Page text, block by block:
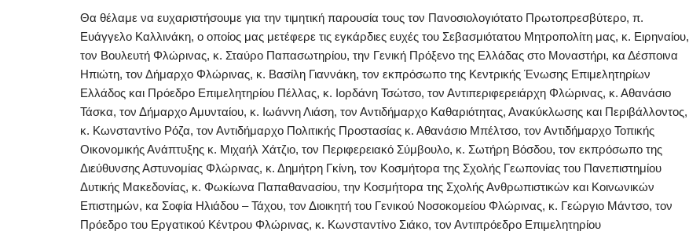
Θα θέλαμε να ευχαριστήσουμε για την τιμητική παρουσία τους τον Πανοσιολογιότατο Πρωτοπρεσβύτερο, π.
Ευάγγελο Καλλινάκη, ο οποίος μας μετέφερε τις εγκάρδιες ευχές του Σεβασμιότατου Μητροπολίτη μας, κ. Ειρηναίου,
τον Βουλευτή Φλώρινας, κ. Σταύρο Παπασωτηρίου, την Γενική Πρόξενο της Ελλάδας στο Μοναστήρι, κα Δέσποινα
Ηπιώτη, τον Δήμαρχο Φλώρινας, κ. Βασίλη Γιαννάκη, τον εκπρόσωπο της Κεντρικής Ένωσης Επιμελητηρίων
Ελλάδος και Πρόεδρο Επιμελητηρίου Πέλλας, κ. Ιορδάνη Τσώτσο, τον Αντιπεριφερειάρχη Φλώρινας, κ. Αθανάσιο
Τάσκα, τον Δήμαρχο Αμυνταίου, κ. Ιωάννη Λιάση, τον Αντιδήμαρχο Καθαριότητας, Ανακύκλωσης και Περιβάλλοντος,
κ. Κωνσταντίνο Ρόζα, τον Αντιδήμαρχο Πολιτικής Προστασίας κ. Αθανάσιο Μπέλτσο, τον Αντιδήμαρχο Τοπικής
Οικονομικής Ανάπτυξης κ. Μιχαήλ Χάτζιο, τον Περιφερειακό Σύμβουλο, κ. Σωτήρη Βόσδου, τον εκπρόσωπο της
Διεύθυνσης Αστυνομίας Φλώρινας, κ. Δημήτρη Γκίνη, τον Κοσμήτορα της Σχολής Γεωπονίας του Πανεπιστημίου
Δυτικής Μακεδονίας, κ. Φωκίωνα Παπαθανασίου, την Κοσμήτορα της Σχολής Ανθρωπιστικών και Κοινωνικών
Επιστημών, κα Σοφία Ηλιάδου – Τάχου, τον Διοικητή του Γενικού Νοσοκομείου Φλώρινας, κ. Γεώργιο Μάντσο, τον
Πρόεδρο του Εργατικού Κέντρου Φλώρινας, κ. Κωνσταντίνο Σιάκο, τον Αντιπρόεδρο Επιμελητηρίου